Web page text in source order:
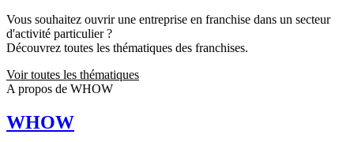
Vous souhaitez ouvrir une entreprise en franchise dans un secteur
d'activité particulier ?
Découvrez toutes les thématiques des franchises.
Voir toutes les thématiques
A propos de WHOW
WHOW